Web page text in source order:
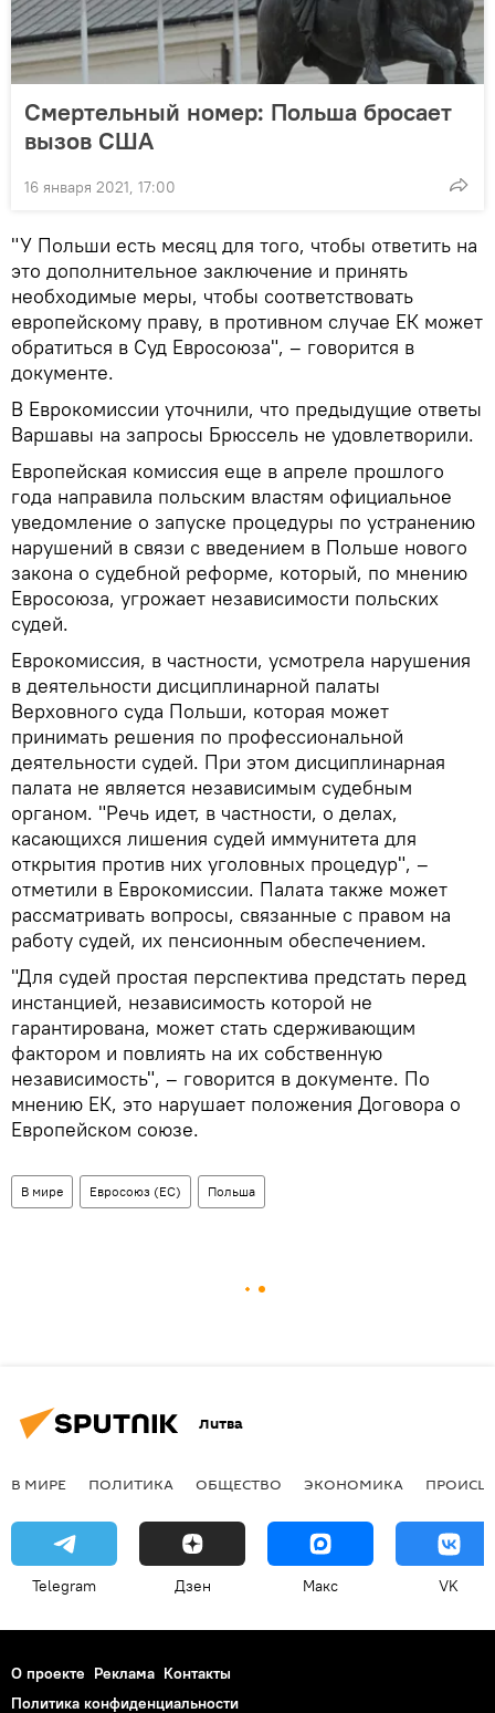
Смертельный номер: Польша бросает
вызов США
16 января 2021, 17:00
"У Польши есть месяц для того, чтобы ответить на
это дополнительное заключение и принять
необходимые меры, чтобы соответствовать
европейскому праву, в противном случае ЕК может
обратиться в Суд Евросоюза", – говорится в
документе.
В Еврокомиссии уточнили, что предыдущие ответы
Варшавы на запросы Брюссель не удовлетворили.
Европейская комиссия еще в апреле прошлого
года направила польским властям официальное
уведомление о запуске процедуры по устранению
нарушений в связи с введением в Польше нового
закона о судебной реформе, который, по мнению
Евросоюза, угрожает независимости польских
судей.
Еврокомиссия, в частности, усмотрела нарушения
в деятельности дисциплинарной палаты
Верховного суда Польши, которая может
принимать решения по профессиональной
деятельности судей. При этом дисциплинарная
палата не является независимым судебным
органом. "Речь идет, в частности, о делах,
касающихся лишения судей иммунитета для
открытия против них уголовных процедур", –
отметили в Еврокомиссии. Палата также может
рассматривать вопросы, связанные с правом на
работу судей, их пенсионным обеспечением.
"Для судей простая перспектива предстать перед
инстанцией, независимость которой не
гарантирована, может стать сдерживающим
фактором и повлиять на их собственную
независимость", – говорится в документе. По
мнению ЕК, это нарушает положения Договора о
Европейском союзе.
В мире Евросоюз (ЕС) Польша
Литва
В МИРЕ ПОЛИТИКА ОБЩЕСТВО ЭКОНОМИКА
Telegram Дзен Макс VK
О проекте Реклама Контакты
Политика конфиденциальности